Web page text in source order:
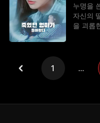
신자들
구원하
누명을
자신의
을 괴롭
1 ...